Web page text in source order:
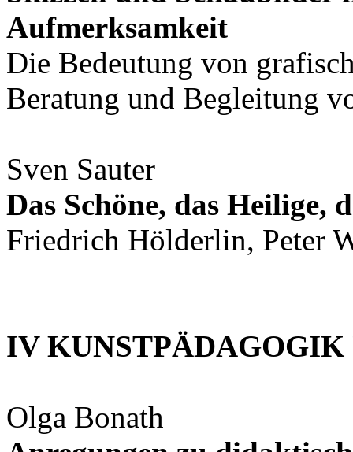
Aufmerksamkeit
Die Bedeutung von
Beratung und Begleitung
Sven Sauter
Das Schöne, das Heilige,
Friedrich Hölderlin, Peter
IV
Olga Bonath